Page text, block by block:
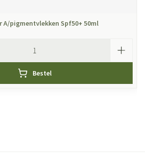
A/pigmentvlekken Spf50+ 50ml
Bestel